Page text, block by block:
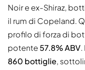
Noir e ex-Shiraz,
il rum di Copeland.
profilo di forza di
potente 57.8% ABV
860 bottiglie,